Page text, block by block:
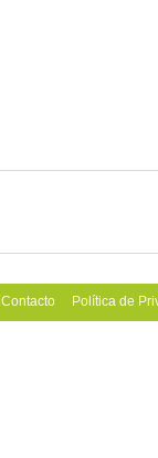
Contacto Política de